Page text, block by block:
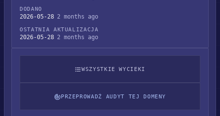
DODANO
2026-05-28 2 months ago
OSTATNIA AKTUALIZACJA
2026-05-28 2 months ago
WSZYSTKIE WYCIEKI
PRZEPROWADŹ AUDYT TEJ DOMENY